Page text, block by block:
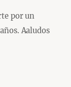
por un
Aaludos